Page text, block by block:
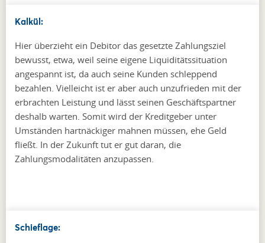
Kalkül:
Hier überzieht ein Debitor das gesetzte Zahlungsziel
bewusst, etwa, weil seine eigene Liquiditätssituation
angespannt ist, da auch seine Kunden schleppend
bezahlen. Vielleicht ist er aber auch unzufrieden mit der
erbrachten Leistung und lässt seinen Geschäftspartner
deshalb warten. Somit wird der Kreditgeber unter
Umständen hartnäckiger mahnen müssen, ehe Geld
fließt. In der Zukunft tut er gut daran, die
Zahlungsmodalitäten anzupassen.
Schieflage: